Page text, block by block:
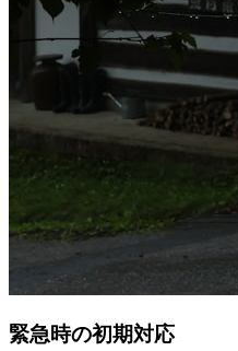
緊急時の初期対応